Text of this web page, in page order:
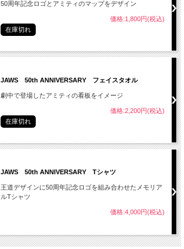
50周年記念ロゴとアミティのマップをデザイン
価格:1,800円(税込)
在庫切れ
JAWS 50th ANNIVERSARY フェイスタオル
劇中で登場したアミティの看板をイメージ
価格:2,200円(税込)
在庫切れ
JAWS 50th ANNIVERSARY Tシャツ
王道デザインに50周年記念ロゴを組み合わせたメモリア
ルTシャツ
価格:4,000円(税込)